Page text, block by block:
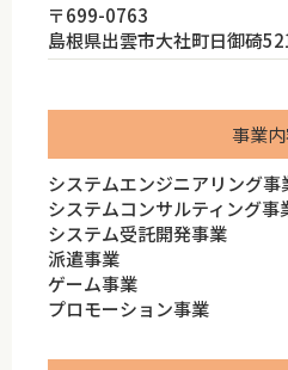
〒699-0763
島根県出雲市大社町日御碕
事業
システムエンジニアリング事
システムコンサルティング事
システム受託開発事業
派遣事業
ゲーム事業
プロモーション事業